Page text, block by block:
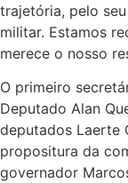
trajetória, pelo
militar. Estamos
merece o nosso
O primeiro
Deputado Alan
deputados Laerte
propositura da
governador